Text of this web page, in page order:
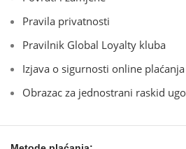
Pravila privatnosti
Pravilnik Global Loyalty kluba
Izjava o sigurnosti online plaćanja
Obrazac za jednostrani raskid